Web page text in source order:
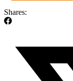
Shares: